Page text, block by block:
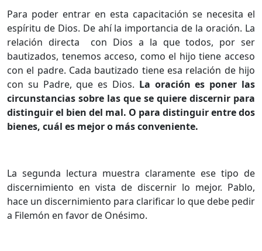
Para poder entrar en esta capacitación se necesita el
espíritu de Dios. De ahí la importancia de la oración. La
relación directa con Dios a la que todos, por ser
bautizados, tenemos acceso, como el hijo tiene acceso
con el padre. Cada bautizado tiene esa relación de hijo
con su Padre, que es Dios. La oración es poner las
circunstancias sobre las que se quiere discernir para
distinguir el bien del mal. O para distinguir entre dos
bienes, cuál es mejor o más conveniente.
La segunda lectura muestra claramente ese tipo de
discernimiento en vista de discernir lo mejor. Pablo,
hace un discernimiento para clarificar lo que debe pedir
a Filemón en favor de Onésimo.